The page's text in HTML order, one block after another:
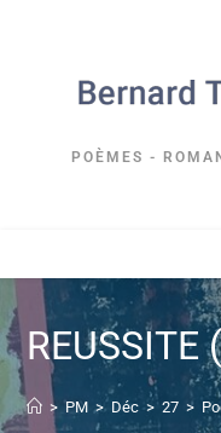
POÈMES -
> PM > Déc > 27 >